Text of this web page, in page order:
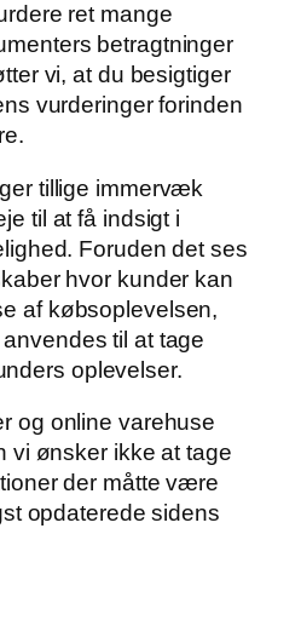
ret mange
betragtninger
vi, at du besigtiger
vurderinger forinden
tillige immervæk
til at få indsigt i
Foruden det ses
hvor kunder kan
af købsoplevelsen,
til at tage
oplevelser.
og online varehuse
vi ønsker ikke at tage
der måtte være
opdaterede sidens